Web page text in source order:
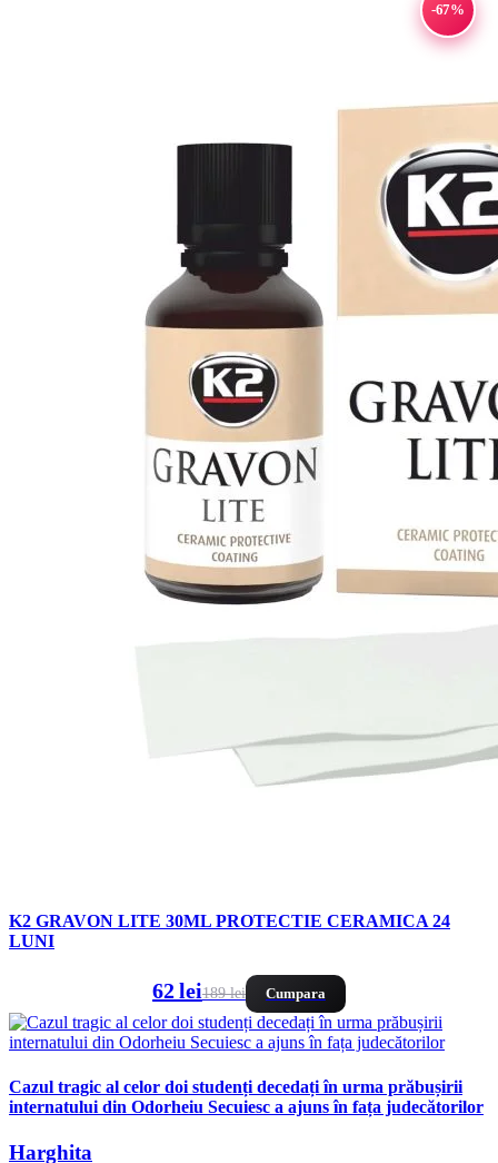
-67%
K2 GRAVON LITE 30ML PROTECTIE CERAMICA 24
LUNI
62 lei189 lei Cumpara
Cazul tragic al celor doi studenți decedați în urma prăbușirii
internatului din Odorheiu Secuiesc a ajuns în fața judecătorilor
Harghita